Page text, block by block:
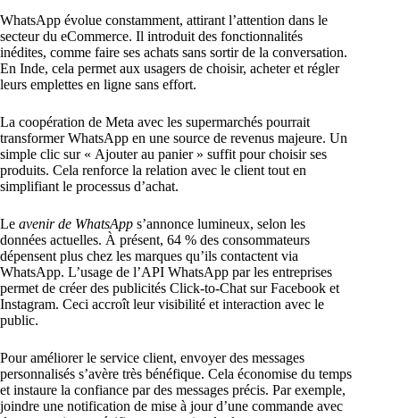
WhatsApp évolue constamment, attirant l’attention dans le
secteur du eCommerce. Il introduit des fonctionnalités
inédites, comme faire ses achats sans sortir de la conversation.
En Inde, cela permet aux usagers de choisir, acheter et régler
leurs emplettes en ligne sans effort.
La coopération de Meta avec les supermarchés pourrait
transformer WhatsApp en une source de revenus majeure. Un
simple clic sur « Ajouter au panier » suffit pour choisir ses
produits. Cela renforce la relation avec le client tout en
simplifiant le processus d’achat.
Le avenir de WhatsApp s’annonce lumineux, selon les
données actuelles. À présent, 64 % des consommateurs
dépensent plus chez les marques qu’ils contactent via
WhatsApp. L’usage de l’API WhatsApp par les entreprises
permet de créer des publicités Click-to-Chat sur Facebook et
Instagram. Ceci accroît leur visibilité et interaction avec le
public.
Pour améliorer le service client, envoyer des messages
personnalisés s’avère très bénéfique. Cela économise du temps
et instaure la confiance par des messages précis. Par exemple,
joindre une notification de mise à jour d’une commande avec